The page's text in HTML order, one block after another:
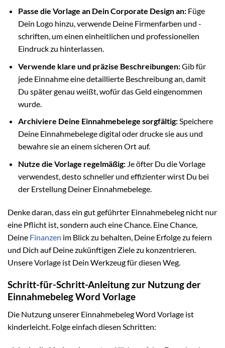
Passe die Vorlage an Dein Corporate Design an:Füge
Dein Logo hinzu, verwende Deine Firmenfarben und -
schriften, um einen einheitlichen und professionellen
Eindruck zu hinterlassen.
Verwende klare und präzise Beschreibungen:Gib für
jede Einnahme eine detaillierte Beschreibung an, damit
Du später genau weißt, wofür das Geld eingenommen
wurde.
Archiviere Deine Einnahmebelege sorgfältig:Speichere
Deine Einnahmebelege digital oder drucke sie aus und
bewahre sie an einem sicheren Ort auf.
Nutze die Vorlage regelmäßig:Je öfter Du die Vorlage
verwendest, desto schneller und effizienter wirst Du bei
der Erstellung Deiner Einnahmebelege.
Denke daran, dass ein gut geführter Einnahmebeleg nicht nur
eine Pflicht ist, sondern auch eine Chance. Eine Chance,
Deine Finanzen im Blick zu behalten, Deine Erfolge zu feiern
und Dich auf Deine zukünftigen Ziele zu konzentrieren.
Unsere Vorlage ist Dein Werkzeug für diesen Weg.
Schritt-für-Schritt-Anleitung zur Nutzung der
Einnahmebeleg Word Vorlage
Die Nutzung unserer Einnahmebeleg Word Vorlage ist
kinderleicht. Folge einfach diesen Schritten: